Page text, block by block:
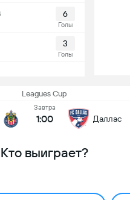
6
Голы
3
Голы
Leagues Cup
Завтра
1:00 Даллас
Кто выиграет?